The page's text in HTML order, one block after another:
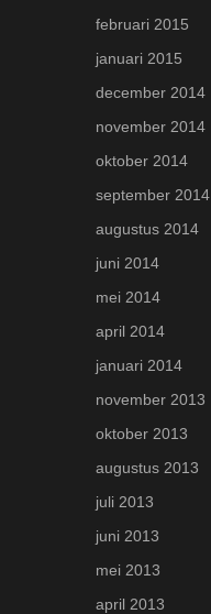
februari 2015
januari 2015
december 2014
november 2014
oktober 2014
september 2014
augustus 2014
juni 2014
mei 2014
april 2014
januari 2014
november 2013
oktober 2013
augustus 2013
juli 2013
juni 2013
mei 2013
april 2013